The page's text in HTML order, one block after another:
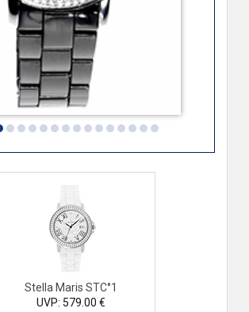
Stella Maris STC°1
UVP: 579.00 €